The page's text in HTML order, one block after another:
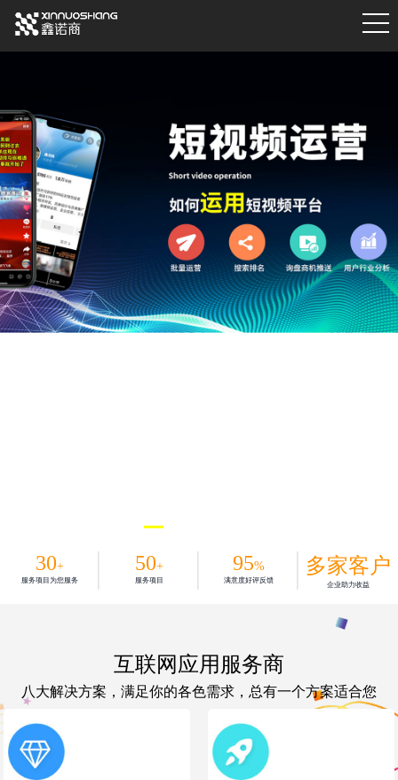
30+
服务项目为您服务
50+
服务项目
95%
满意度好评反馈
多家客户
企业助力收益
互联网应用服务商
八大解决方案，满足你的各色需求，总有一个方案适合您